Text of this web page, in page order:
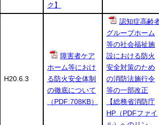
ク】
H20.6.3
障害者ケア
ホーム等におけ
る防火安全体制
の徹底について
（PDF:708KB）
認知症高齢者
グループホーム
等の社会福祉施
設における防火
安全対策のため
の消防法施行令
等の一部改正
【総務省消防庁
HP（PDFファイ